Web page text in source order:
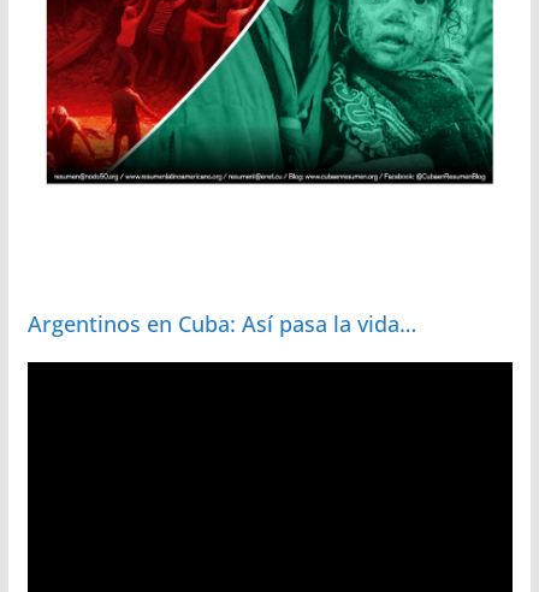
Argentinos en Cuba: Así pasa la vida…